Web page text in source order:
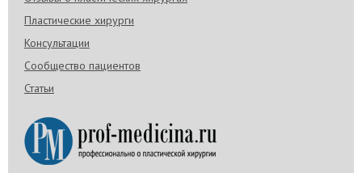
Пластические хирурги
Консультации
Сообщество пациентов
Статьи